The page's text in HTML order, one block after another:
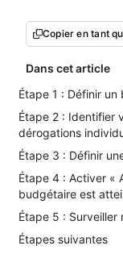
Copier en tant
Dans cet article
Étape 1 : Définir un
Étape 2 : Identifier
dérogations
Étape 3 : Définir
Étape 4 : Activer «
budgétaire est
Étape 5 : Surveiller
Étapes suivantes